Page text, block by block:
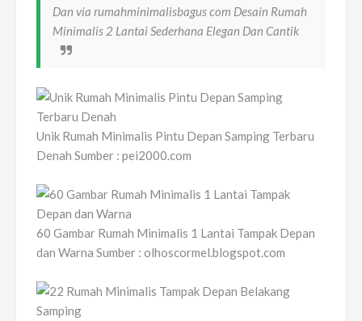
Dan via rumahminimalisbagus com Desain Rumah
Minimalis 2 Lantai Sederhana Elegan Dan Cantik
Unik Rumah Minimalis Pintu Depan Samping Terbaru
Denah Sumber : pei2000.com
60 Gambar Rumah Minimalis 1 Lantai Tampak Depan
dan Warna Sumber : olhoscormel.blogspot.com